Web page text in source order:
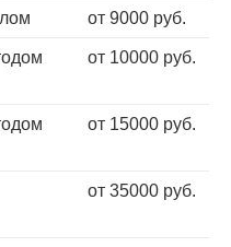
от 9000 руб.
от 10000 руб.
от 15000 руб.
от 35000 руб.